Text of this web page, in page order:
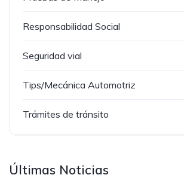
Responsabilidad Social
Seguridad vial
Tips/Mecánica Automotriz
Trámites de tránsito
Últimas Noticias